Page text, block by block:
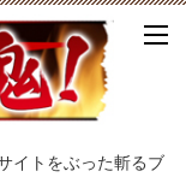
イトをぶった斬るブ